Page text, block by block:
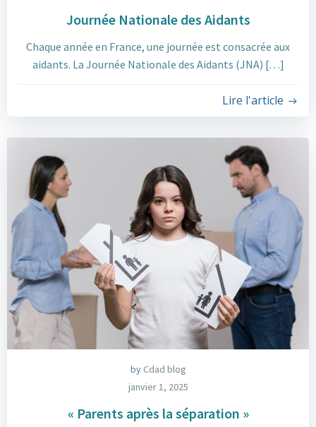
Journée Nationale des Aidants
Chaque année en France, une journée est consacrée aux
aidants. La Journée Nationale des Aidants (JNA) […]
Lire l'article
by Cdad blog
janvier 1, 2025
« Parents après la séparation »